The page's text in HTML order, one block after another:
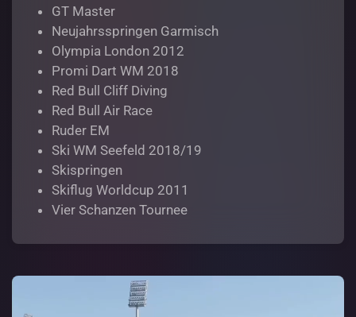
GT Master
Neujahrsspringen Garmisch
Olympia London 2012
Promi Dart WM 2018
Red Bull Cliff Diving
Red Bull Air Race
Ruder EM
Ski WM Seefeld 2018/19
Skispringen
Skiflug Worldcup 2011
Vier Schanzen Tournee